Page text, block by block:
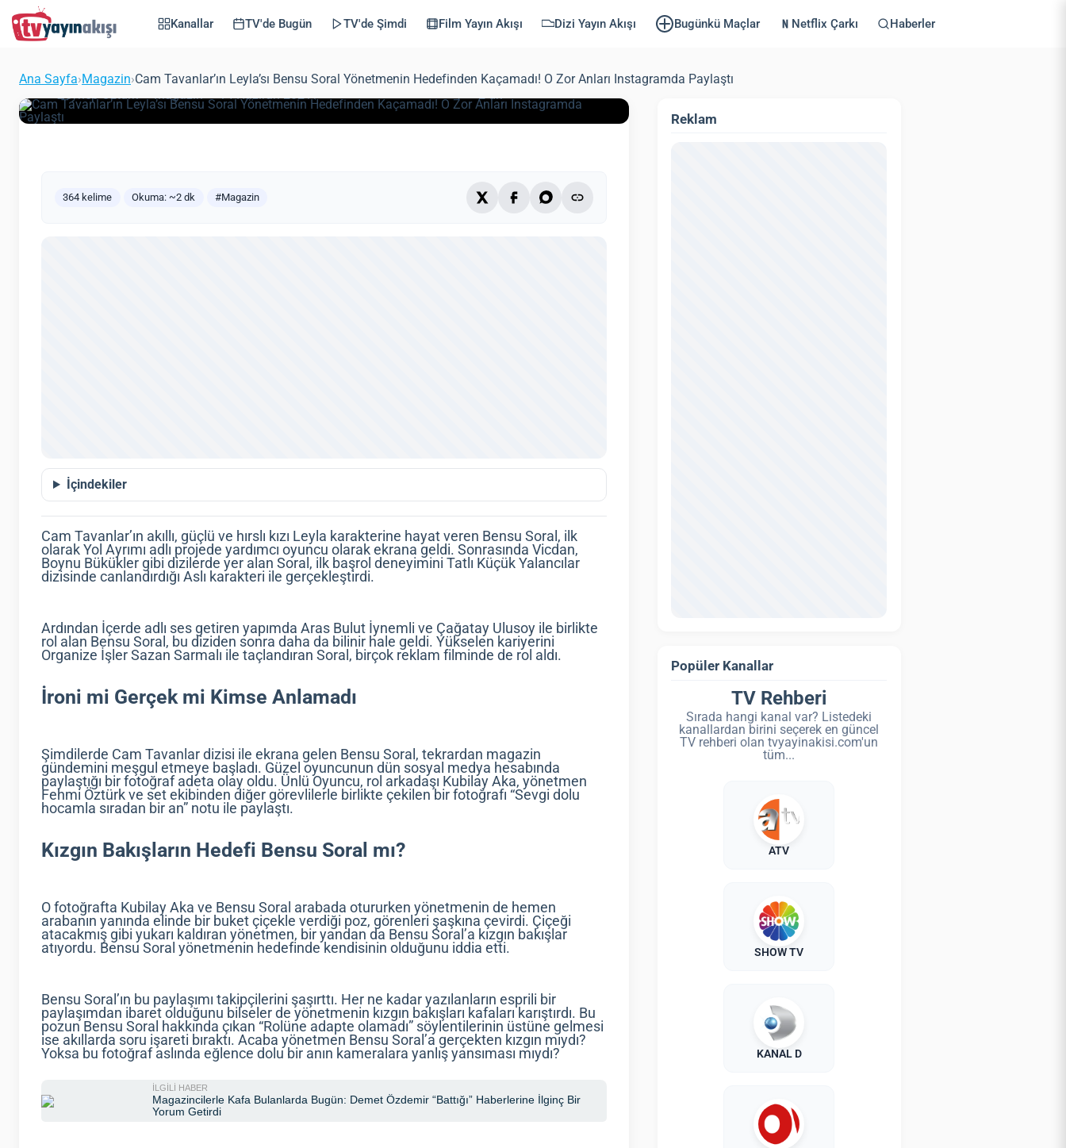
Kanallar TV'de Bugün TV'de Şimdi Film Yayın Akışı Dizi Yayın Akışı Bugünkü Maçlar Netflix Çarkı Haberler
Ana Sayfa›Magazin›Cam Tavanlar’ın Leyla’sı Bensu Soral Yönetmenin Hedefinden Kaçamadı! O Zor Anları Instagramda Paylaştı
Yönetmenin Hedefinden Kaçamadı!
Zeynep Öztürk Magazin 14 Haziran 2021 2 dk
364 kelime Okuma: ~2 dk #Magazin
İçindekiler
Cam Tavanlar’ın akıllı, güçlü ve hırslı kızı Leyla karakterine hayat veren Bensu Soral, ilk
olarak Yol Ayrımı adlı projede yardımcı oyuncu olarak ekrana geldi. Sonrasında Vicdan,
Boynu Bükükler gibi dizilerde yer alan Soral, ilk başrol deneyimini Tatlı Küçük Yalancılar
dizisinde canlandırdığı Aslı karakteri ile gerçekleştirdi.
Ardından İçerde adlı ses getiren yapımda Aras Bulut İynemli ve Çağatay Ulusoy ile birlikte
rol alan Bensu Soral, bu diziden sonra daha da bilinir hale geldi. Yükselen kariyerini
Organize İşler Sazan Sarmalı ile taçlandıran Soral, birçok reklam filminde de rol aldı.
İroni mi Gerçek mi Kimse Anlamadı
Şimdilerde Cam Tavanlar dizisi ile ekrana gelen Bensu Soral, tekrardan magazin
gündemini meşgul etmeye başladı. Güzel oyuncunun dün sosyal medya hesabında
paylaştığı bir fotoğraf adeta olay oldu. Ünlü Oyuncu, rol arkadaşı Kubilay Aka, yönetmen
Fehmi Öztürk ve set ekibinden diğer görevlilerle birlikte çekilen bir fotoğrafı “Sevgi dolu
hocamla sıradan bir an” notu ile paylaştı.
Kızgın Bakışların Hedefi Bensu Soral mı?
O fotoğrafta Kubilay Aka ve Bensu Soral arabada otururken yönetmenin de hemen
arabanın yanında elinde bir buket çiçekle verdiği poz, görenleri şaşkına çevirdi. Çiçeği
atacakmış gibi yukarı kaldıran yönetmen, bir yandan da Bensu Soral’a kızgın bakışlar
atıyordu. Bensu Soral yönetmenin hedefinde kendisinin olduğunu iddia etti.
Bensu Soral’ın bu paylaşımı takipçilerini şaşırttı. Her ne kadar yazılanların esprili bir
paylaşımdan ibaret olduğunu bilseler de yönetmenin kızgın bakışları kafaları karıştırdı. Bu
pozun Bensu Soral hakkında çıkan “Rolüne adapte olamadı” söylentilerinin üstüne gelmesi
ise akıllarda soru işareti bıraktı. Acaba yönetmen Bensu Soral’a gerçekten kızgın mıydı?
Yoksa bu fotoğraf aslında eğlence dolu bir anın kameralara yanlış yansıması mıydı?
Reklam
Popüler Kanallar
TV Rehberi
Sırada hangi kanal var? Listedeki
kanallardan birini seçerek en güncel
TV rehberi olan tvyayinakisi.com'un
tüm...
ATV
SHOW TV
KANAL D